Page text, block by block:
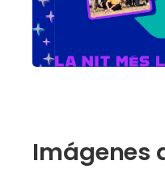
Imágenes